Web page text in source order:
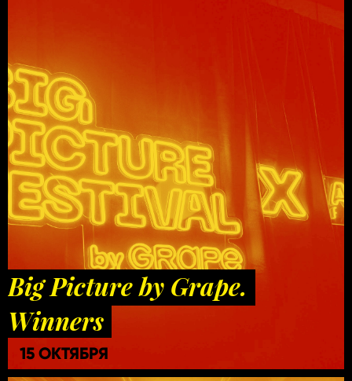
Big Picture by Grape.
Winners
15 ОКТЯБРЯ